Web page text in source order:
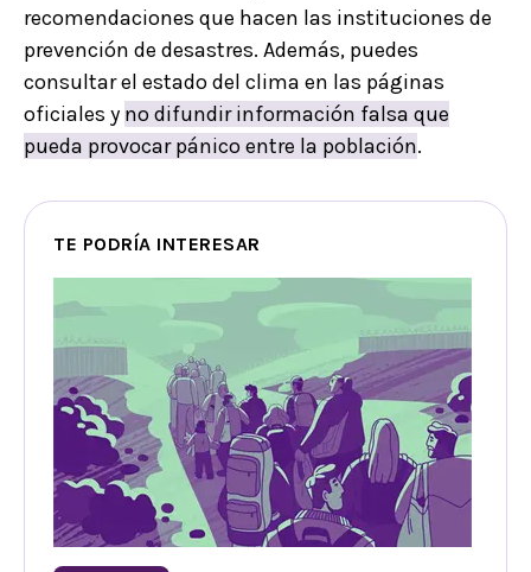
recomendaciones que hacen las instituciones de
prevención de desastres. Además, puedes
consultar el estado del clima en las páginas
oficiales y no difundir información falsa que
pueda provocar pánico entre la población.
TE PODRÍA INTERESAR